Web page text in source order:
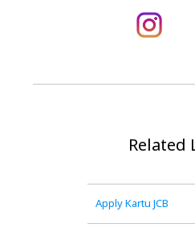
Related
Apply Kartu JCB